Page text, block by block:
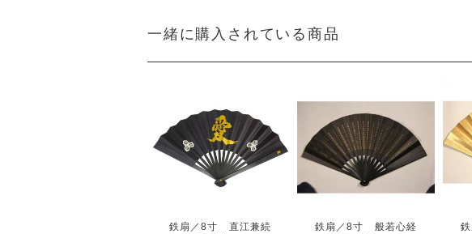
一緒に購入されている商品
鉄扇／8寸 直江兼続
鉄扇／8寸 般若心経